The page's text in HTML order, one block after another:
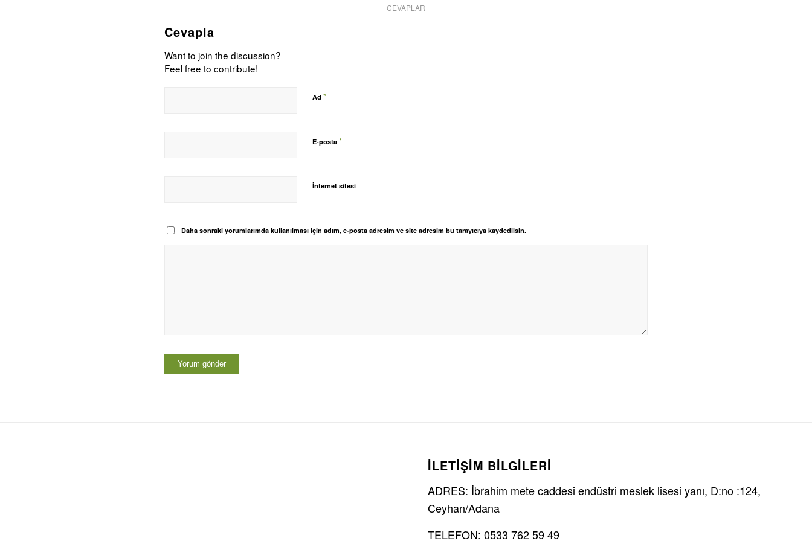
CEVAPLAR
Cevapla
Want to join the discussion?
Feel free to contribute!
Ad *
E-posta *
İnternet sitesi
Daha sonraki yorumlarımda kullanılması için adım, e-posta adresim ve site adresim bu tarayıcıya kaydedilsin.
İLETİŞİM BİLGİLERİ
ADRES: İbrahim mete caddesi endüstri meslek lisesi yanı, D:no :124,
Ceyhan/Adana
TELEFON: 0533 762 59 49